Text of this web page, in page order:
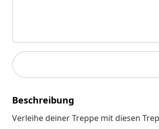
Beschreibung
Verleihe deiner Treppe mit diesen